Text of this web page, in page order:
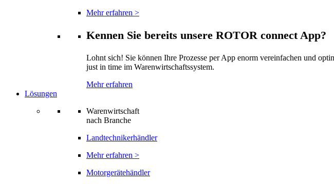
Mehr erfahren >
Kennen Sie bereits unsere ROTOR connect App?
Lohnt sich! Sie können Ihre Prozesse per App enorm vereinfachen und
just in time im Warenwirtschaftssystem.
Mehr erfahren
Lösungen
Warenwirtschaft
nach Branche
Landtechnikerhändler
Mehr erfahren >
Motorgerätehändler